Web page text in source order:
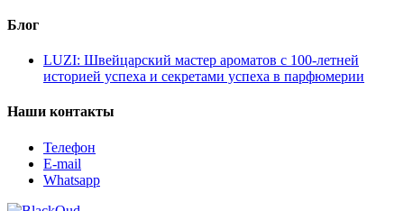
Блог
LUZI: Швейцарский мастер ароматов с 100-летней
историей успеха и секретами успеха в парфюмерии
Наши контакты
Телефон
E-mail
Whatsapp